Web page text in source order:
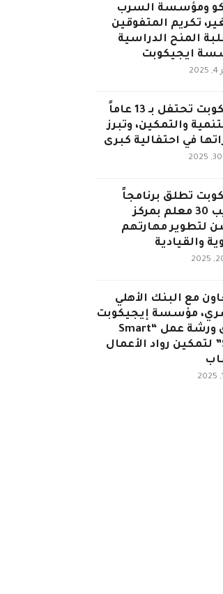
ومؤسسة السرب
تكريم المتفوقين
المنح الدراسية
ايجيكوبت
إيجيكوبت تحتفل بـ 13 عاماً
والتمكين، وتبرز
في احتفالية كبرى
تطلق برنامجاً
لتدريب 30 معلم بمركز
لتطوير مهارتهم
والقيادية
مع البنك الأهلي
مؤسسة إيجيكوبت
تطلق ورشة عمل “Smart
Start” لتمكين رواد الأعمال